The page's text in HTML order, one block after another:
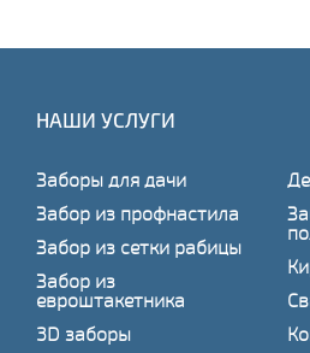
НАШИ УСЛУГИ
Заборы для дачи
Забор из профнастила
Забор из сетки рабицы
Забор из
евроштакетника
3D заборы